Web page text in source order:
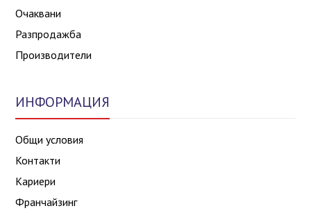
Очаквани
Разпродажба
Производители
ИНФОРМАЦИЯ
Общи условия
Контакти
Кариери
Франчайзинг